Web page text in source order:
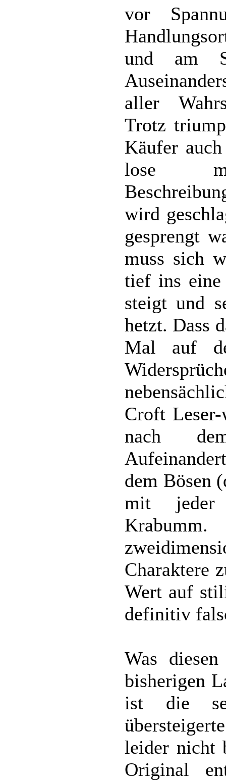
vor
und am
aller
Trotz
Käufer
lose
wird
gesprengt
muss sich
tief ins eine
steigt und
hetzt. Dass
Mal auf
Croft
nach
dem Bösen
mit jeder
Charaktere
Wert auf
definitiv
Was
bisherigen
ist die
leider nicht
Original